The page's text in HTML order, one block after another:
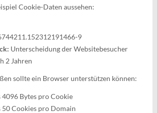
Cookie-Daten aussehen:
9
Unterscheidung der Websitebesucher
2 Jahren
sollte ein Browser unterstützen können:
4096 Bytes pro Cookie
50 Cookies pro Domain